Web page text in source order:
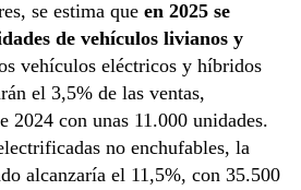
se estima que en 2025 se
de vehículos livianos y
vehículos eléctricos y híbridos
el 3,5% de las ventas,
2024 con unas 11.000 unidades.
no enchufables, la
alcanzaría el 11,5%, con 35.500